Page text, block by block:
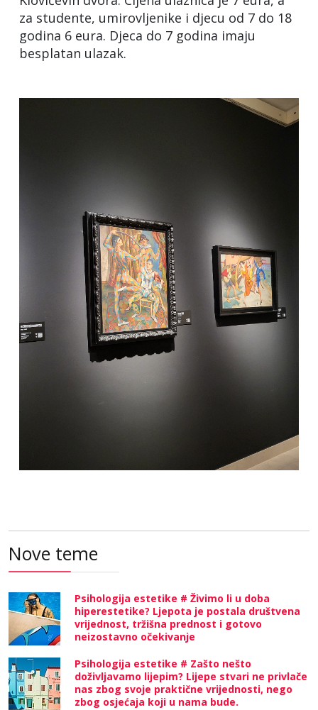
za studente, umirovljenike i djecu od 7 do 18
godina 6 eura. Djeca do 7 godina imaju
besplatan ulazak.
Nove teme
Psihologija estetike # Živimo li u doba
hiperestetike? Ljepota je postala društvena
vrijednost, tržišna prednost i gotovo
neizostavno očekivanje
Psihologija estetike # Zašto nešto
doživljavamo lijepim? Lijepe stvari ne privlače
nas zbog svoje praktične vrijednosti, nego
zbog osjećaja koji u nama bude.